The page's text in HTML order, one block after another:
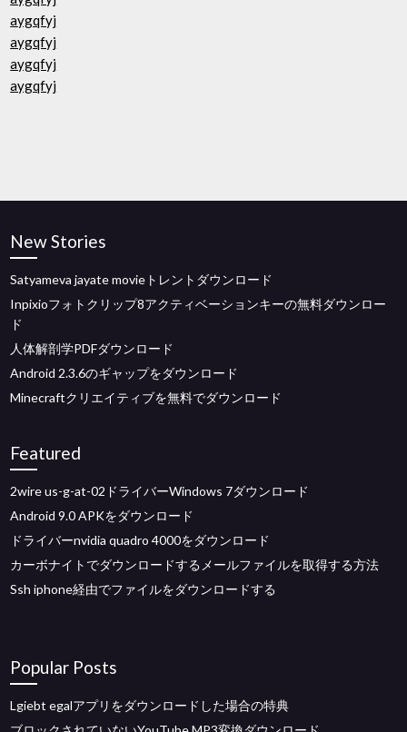
aygqfyj
aygqfyj
aygqfyj
aygqfyj
New Stories
Satyameva jayate movieトレントダウンロード
Inpixioフォトクリップ8アクティベーションキーの無料ダウンロー
ド
人体解剖学PDFダウンロード
Android 2.3.6のギャップをダウンロード
Minecraftクリエイティブを無料でダウンロード
Featured
2wire us-g-at-02ドライバーWindows 7ダウンロード
Android 9.0 APKをダウンロード
ドライバーnvidia quadro 4000をダウンロード
カーボナイトでダウンロードするメールファイルを取得する方法
Ssh iphone経由でファイルをダウンロードする
Popular Posts
Lgiebt egalアプリをダウンロードした場合の特典